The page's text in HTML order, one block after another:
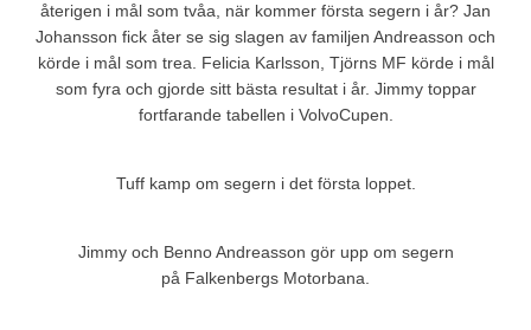
återigen i mål som tvåa, när kommer första segern i år? Jan
Johansson fick åter se sig slagen av familjen Andreasson och
körde i mål som trea. Felicia Karlsson, Tjörns MF körde i mål
som fyra och gjorde sitt bästa resultat i år. Jimmy toppar
fortfarande tabellen i VolvoCupen.
Tuff kamp om segern i det första loppet.
Jimmy och Benno Andreasson gör upp om segern
på Falkenbergs Motorbana.